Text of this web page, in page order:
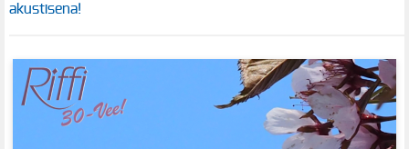
akustisena!